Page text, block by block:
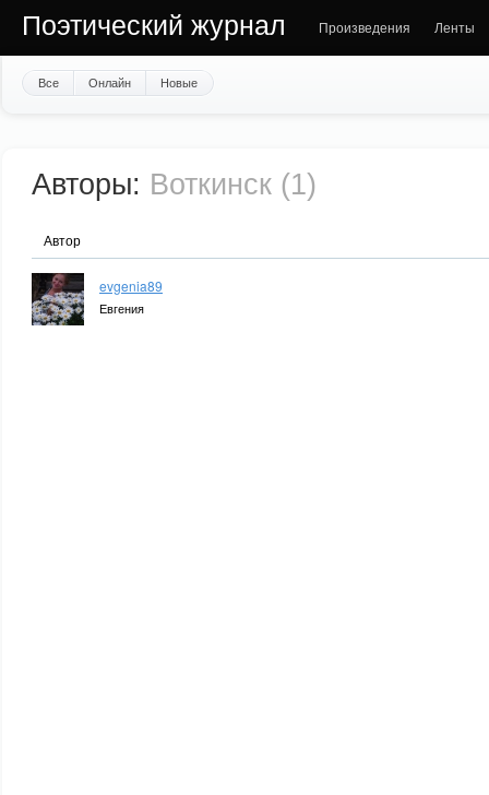
Поэтический журнал Произведения Ленты
Все Онлайн Новые
Авторы: Воткинск (1)
Автор
evgenia89
Евгения